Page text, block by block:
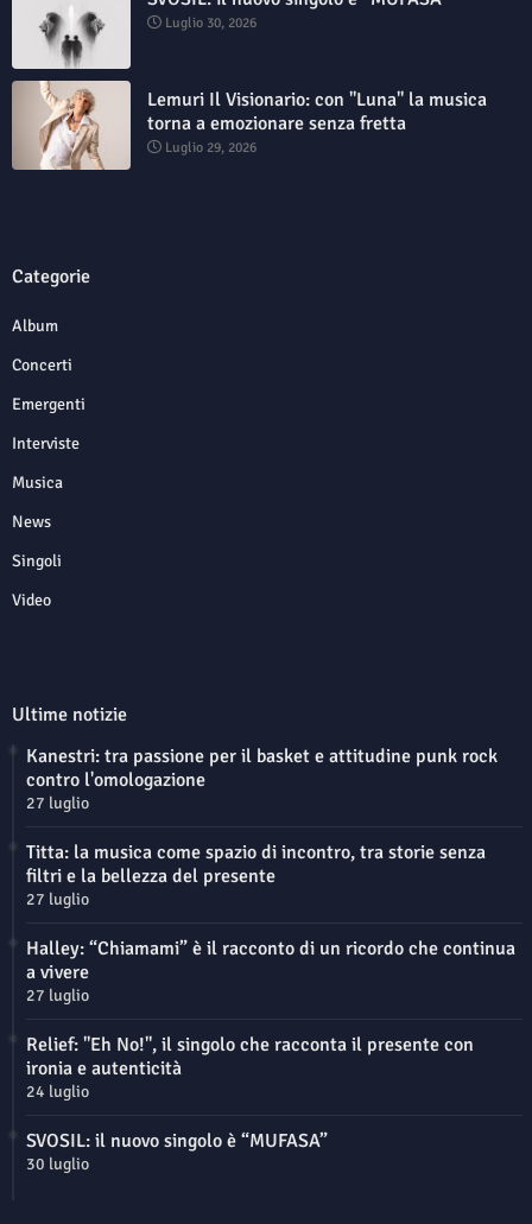
Luglio 30, 2026
Lemuri Il Visionario: con "Luna" la musica
torna a emozionare senza fretta
Luglio 29, 2026
Categorie
Album
Concerti
Emergenti
Interviste
Musica
News
Singoli
Video
Ultime notizie
Kanestri: tra passione per il basket e attitudine punk rock
contro l'omologazione
27 luglio
Titta: la musica come spazio di incontro, tra storie senza
filtri e la bellezza del presente
27 luglio
Halley: “Chiamami” è il racconto di un ricordo che continua
a vivere
27 luglio
Relief: "Eh No!", il singolo che racconta il presente con
ironia e autenticità
24 luglio
SVOSIL: il nuovo singolo è “MUFASA”
30 luglio